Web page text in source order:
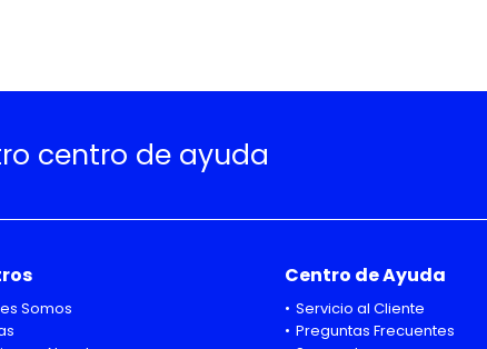
centro de ayuda
Somos
Centro de Ayuda
Servicio al Cliente
Preguntas Frecuentes